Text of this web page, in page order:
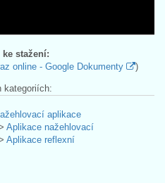
stažení:
online - Google Dokumenty )
kategoriích:
aplikace
Aplikace nažehlovací
Aplikace reflexní